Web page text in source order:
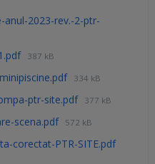
anul-2023-rev.-2-ptr-
387 kB
334 kB
ptr-site.pdf 377 kB
scena.pdf 572 kB
corectat-PTR-SITE.pdf